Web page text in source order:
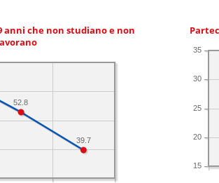
anni che non studiano e non
39.7
52.8
15
20
25
30
35